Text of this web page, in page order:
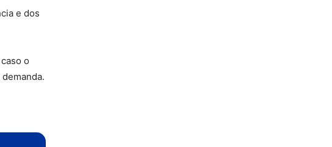
e dos
o